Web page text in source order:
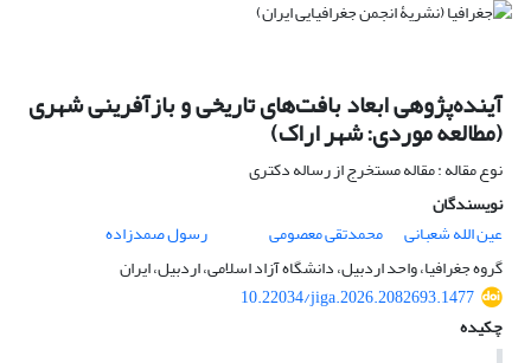
آینده‌پژوهی ابعاد بافت‌های تاریخی و بازآفرینی شهری
(مطالعه موردی: شهر اراک)
نوع مقاله : مقاله مستخرج از رساله دکتری
نویسندگان
عین الله شعبانی
محمدتقی معصومی
رسول صمدزاده
گروه جغرافیا، واحد اردبیل، دانشگاه آزاد اسلامی، اردبیل، ایران
10.22034/jiga.2026.2082693.1477
چکیده